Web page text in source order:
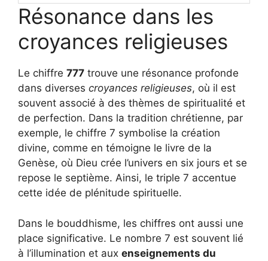
Résonance dans les
croyances religieuses
Le chiffre 777 trouve une résonance profonde
dans diverses croyances religieuses, où il est
souvent associé à des thèmes de spiritualité et
de perfection. Dans la tradition chrétienne, par
exemple, le chiffre 7 symbolise la création
divine, comme en témoigne le livre de la
Genèse, où Dieu crée l’univers en six jours et se
repose le septième. Ainsi, le triple 7 accentue
cette idée de plénitude spirituelle.
Dans le bouddhisme, les chiffres ont aussi une
place significative. Le nombre 7 est souvent lié
à l’illumination et aux enseignements du